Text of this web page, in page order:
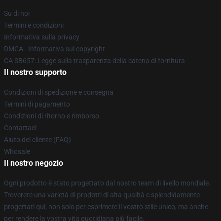
Su di noi
Termini e condizioni
Informativa sulla privacy
DMCA - Informativa sul copyright
CA SB657: Legge sulla trasparenza della catena di fornitura
Il nostro supporto
Condizioni di spedizione e consegna
Termini di pagamento
Condizioni di ritorno e rimborso
Contattaci
Aiuto del cliente (FAQ)
Whosale
Il nostro negozio
Ogni prodotto è stato progettato dal nostro team di livello mondiale.
Troverete una varietà di prodotti di alta qualità e splendidamente
progettati qui, non solo per esprimere il vostro stile unico, ma anche
per rendere la vostra vita quotidiana più facile.